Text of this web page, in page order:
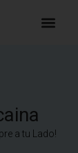
a tu Lado!